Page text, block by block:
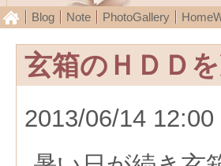
Blog Note PhotoGallery
玄箱のＨＤＤ
2013/06/14 12:00